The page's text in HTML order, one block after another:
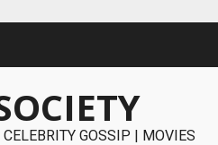
GOSSIP | MOVIES